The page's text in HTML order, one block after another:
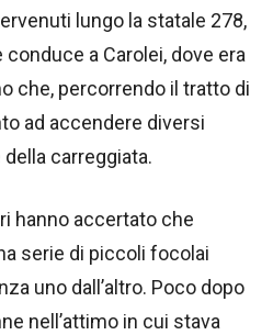
lungo la statale 278,
a Carolei, dove era
che, percorrendo il tratto di
ad accendere diversi
carreggiata.
hanno accertato che
serie di piccoli focolai
uno dall’altro. Poco dopo
nell’attimo in cui stava